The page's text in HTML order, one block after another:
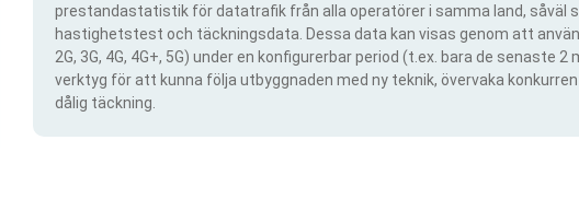
prestandastatistik för datatrafik från alla operatörer i samma land, såväl
hastighetstest och täckningsdata. Dessa data kan visas genom att
2G, 3G, 4G, 4G+, 5G) under en konfigurerbar period (t.ex. bara de senaste
verktyg för att kunna följa utbyggnaden med ny teknik, övervaka
dålig täckning.